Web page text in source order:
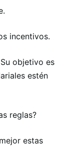
incentivos.
objetivo es
estén
reglas?
estas